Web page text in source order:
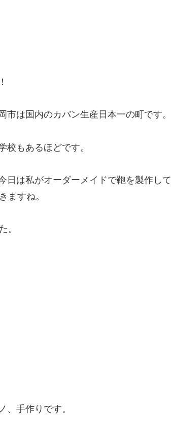
は国内のカバン生産日本一の町です。
校もあるほどです。
日は私がオーダーメイドで鞄を製作して
ますね。
。
、手作りです。